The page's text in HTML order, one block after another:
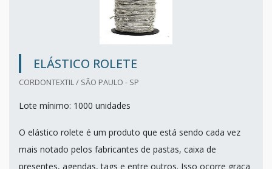
ELÁSTICO ROLETE
CORDONTEXTIL / SÃO PAULO - SP
Lote mínimo: 1000 unidades
O elástico rolete é um produto que está sendo cada vez
mais notado pelos fabricantes de pastas, caixa de
presentes, agendas, tags e entre outros. Isso ocorre graça